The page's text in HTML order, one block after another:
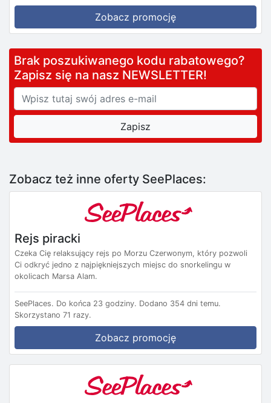
Zobacz promocję
Brak poszukiwanego kodu rabatowego?
Zapisz się na nasz NEWSLETTER!
Zobacz też inne oferty SeePlaces:
Rejs piracki
Czeka Cię relaksujący rejs po Morzu Czerwonym, który pozwoli
Ci odkryć jedno z najpiękniejszych miejsc do snorkelingu w
okolicach Marsa Alam.
SeePlaces. Do końca 23 godziny. Dodano 354 dni temu.
Skorzystano 71 razy.
Zobacz promocję